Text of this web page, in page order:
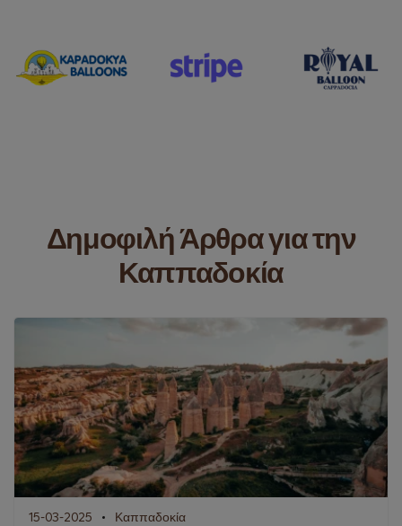
Δημοφιλή Άρθρα για την
Καππαδοκία
15-03-2025 Καππαδοκία